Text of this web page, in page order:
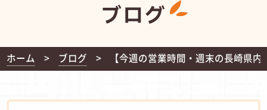
ブログ
ホーム ブログ 【今週の営業時間・週末の長崎県